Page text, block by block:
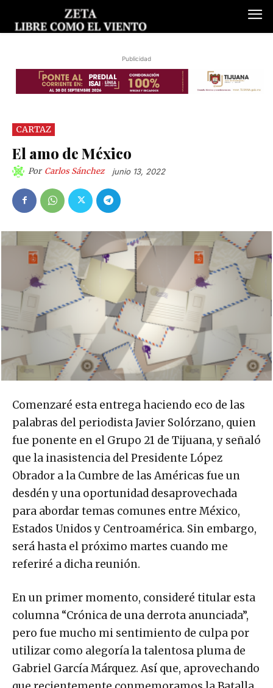
Publicidad
CARTAZ
El amo de México
Por Carlos Sánchez junio 13, 2022
Comenzaré esta entrega haciendo eco de las
palabras del periodista Javier Solórzano, quien
fue ponente en el Grupo 21 de Tijuana, y señaló
que la inasistencia del Presidente López
Obrador a la Cumbre de las Américas fue un
desdén y una oportunidad desaprovechada
para abordar temas comunes entre México,
Estados Unidos y Centroamérica. Sin embargo,
será hasta el próximo martes cuando me
referiré a dicha reunión.
En un primer momento, consideré titular esta
columna “Crónica de una derrota anunciada”,
pero fue mucho mi sentimiento de culpa por
utilizar como alegoría la talentosa pluma de
Gabriel García Márquez. Así que, aprovechando